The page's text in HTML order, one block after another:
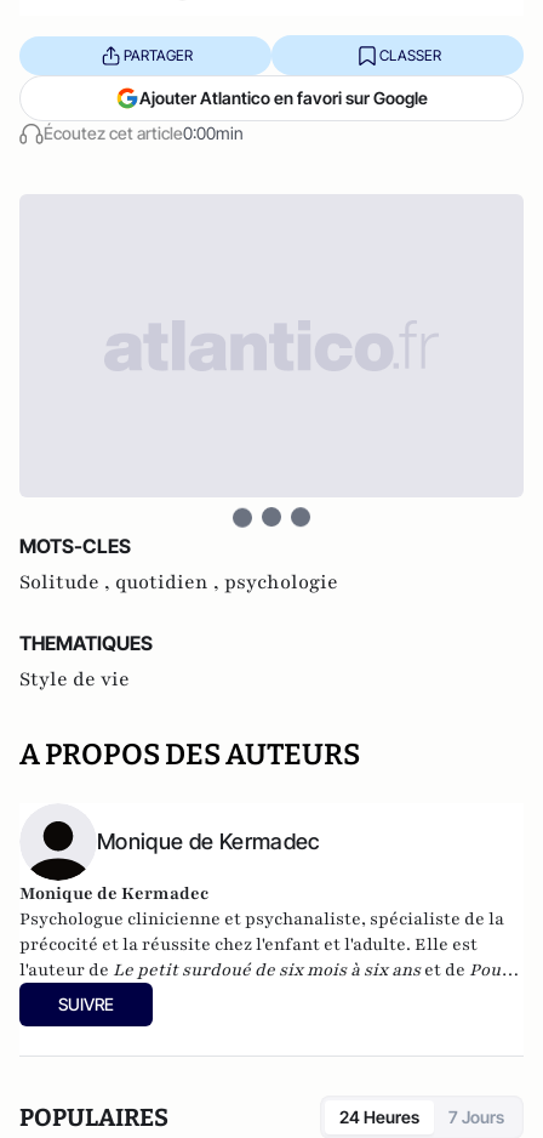
Écoutez cet article0:00min
PARTAGER CLASSER
Ajouter Atlantico en favori sur Google
MOTS-CLES
Solitude , quotidien , psychologie
THEMATIQUES
Style de vie
A PROPOS DES AUTEURS
Monique de Kermadec
Monique de Kermadec
Psychologue clinicienne et psychanaliste, spécialiste de la
précocité et la réussite chez l'enfant et l'adulte. Elle est
l'auteur de Le petit surdoué de six mois à six anset de Pour
que mon enfant réussisse
SUIVRE
POPULAIRES 24 Heures 7 Jours